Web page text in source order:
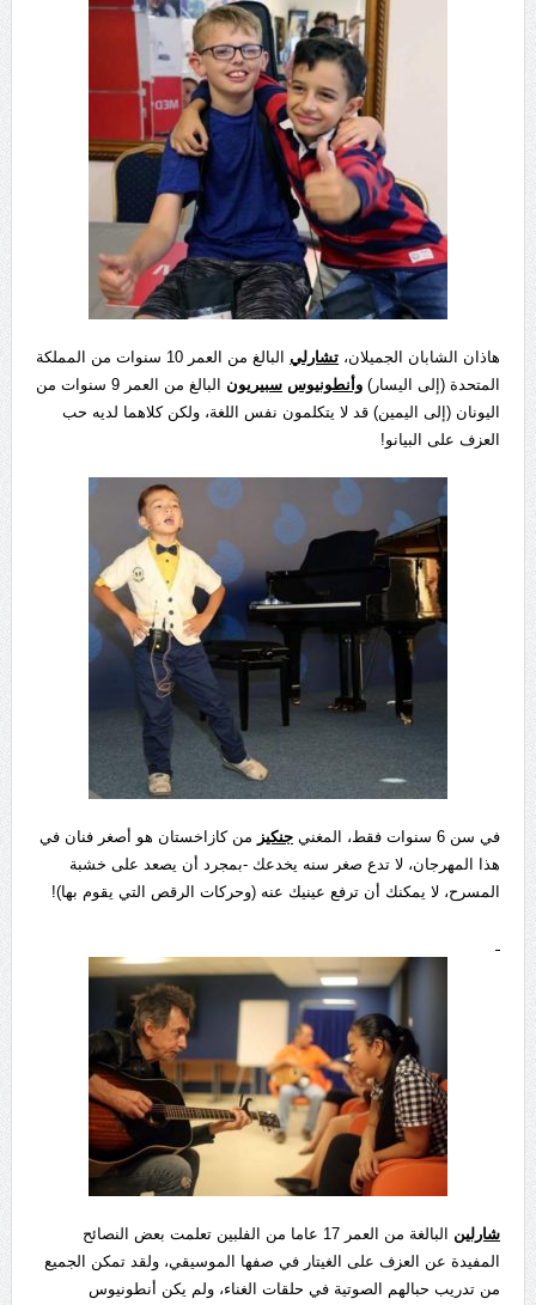
هاذان الشابان الجميلان، تشارلي
البالغ من العمر 10 سنوات من المملكة
المتحدة (إلى اليسار) وأنطونيوس سبيريون
البالغ من العمر 9 سنوات من
اليونان (إلى اليمين) قد لا يتكلمون نفس اللغة، ولكن كلاهما لديه حب
العزف على البيانو!
في سن 6 سنوات فقط، المغني جنكيز من كازاخستان هو أصغر فنان في
هذا المهرجان، لا تدع صغر سنه يخدعك -بمجرد أن يصعد على خشبة
المسرح، لا يمكنك أن ترفع عينيك عنه (وحركات الرقص التي يقوم بها)!
شارلين
البالغة من العمر 17 عاما من الفلبين تعلمت بعض النصائح
المفيدة عن العزف على الغيتار في صفها الموسيقي، ولقد تمكن الجميع
من تدريب حبالهم الصوتية في حلقات الغناء، ولم يكن أنطونيوس